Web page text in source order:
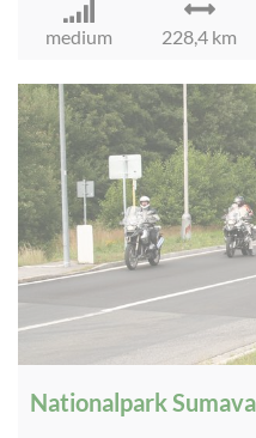
medium 228,4 km
Nationalpark